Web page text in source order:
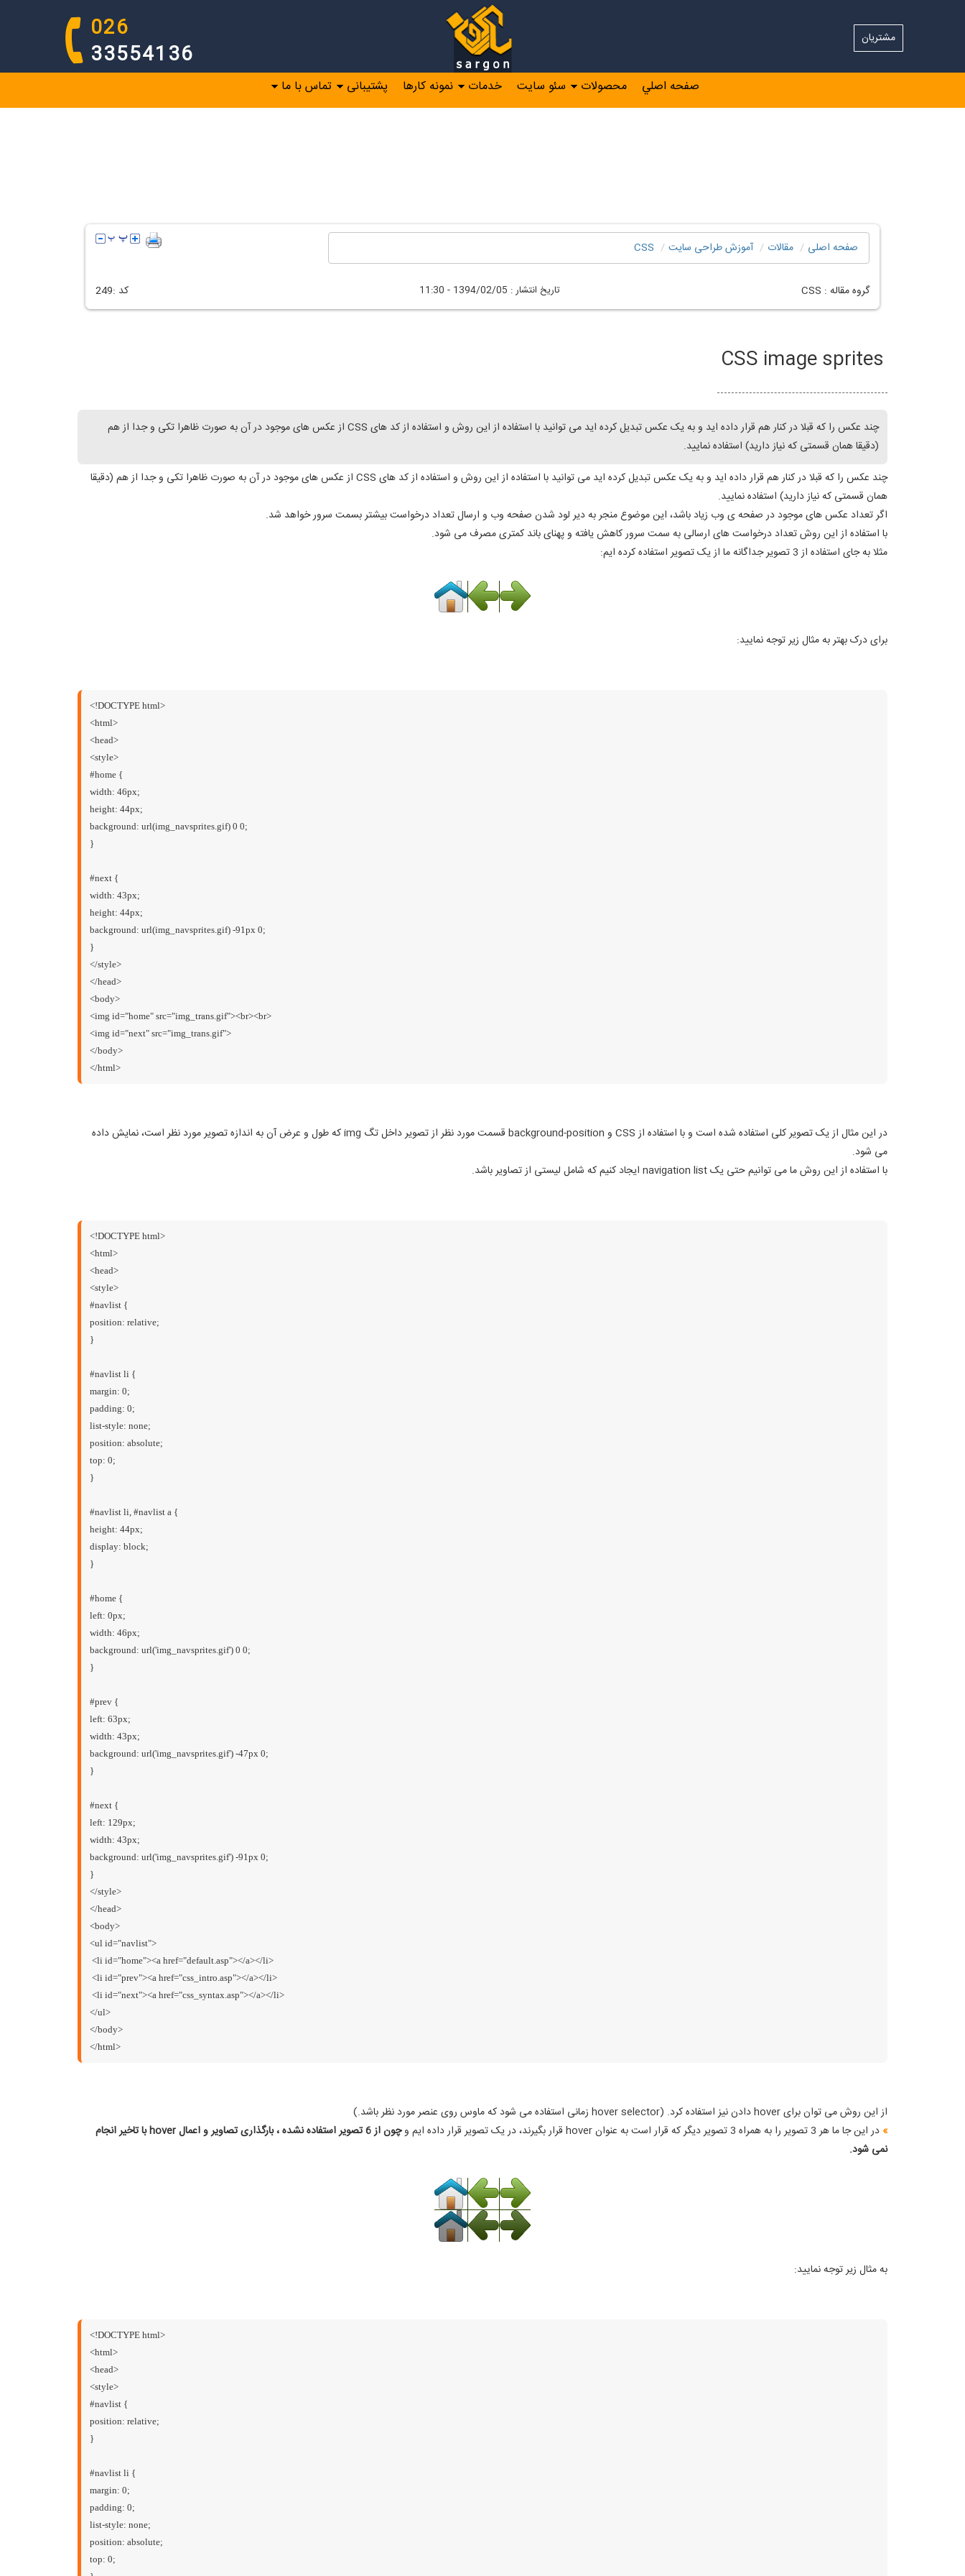
مشتریان
026
33554136
صفحه اصلي محصولات سئو سایت خدمات نمونه کارها پشتیبانی تماس با ما
صفحه اصلی مقالات آموزش طراحی سایت CSS
گروه مقاله : CSS تاريخ انتشار : 1394/02/05 - 11:30 كد :249
CSS image sprites
چند عکس را که قبلا در کنار هم قرار داده اید و به یک عکس تبدیل کرده اید می توانید با استفاده از این روش و استفاده از کد های CSS از عکس های موجود در آن به صورت ظاهرا تکی و جدا از هم
(دقیقا همان قسمتی که نیاز دارید) استفاده نمایید.
چند عکس را که قبلا در کنار هم قرار داده اید و به یک عکس تبدیل کرده اید می توانید با استفاده از این روش و استفاده از کد های CSS از عکس های موجود در آن به صورت ظاهرا تکی و جدا از هم (دقیقا
همان قسمتی که نیاز دارید) استفاده نمایید.
اگر تعداد عکس های موجود در صفحه ی وب زیاد باشد، این موضوع منجر به دیر لود شدن صفحه وب و ارسال تعداد درخواست بیشتر بسمت سرور خواهد شد.
با استفاده از این روش تعداد درخواست های ارسالی به سمت سرور کاهش یافته و پهنای باند کمتری مصرف می شود.
مثلا به جای استفاده از 3 تصویر جداگانه ما از یک تصویر استفاده کرده ایم:
برای درک بهتر به مثال زیر توجه نمایید:
<!DOCTYPE html>
<html>
<head>
<style>
#home {
width: 46px;
height: 44px;
background: url(img_navsprites.gif) 0 0;
}
#next {
width: 43px;
height: 44px;
background: url(img_navsprites.gif) -91px 0;
}
</style>
</head>
<body>
<img id="home" src="img_trans.gif"><br><br>
<img id="next" src="img_trans.gif">
</body>
</html>
در این مثال از یک تصویر کلی استفاده شده است و با استفاده از CSS و background-position قسمت مورد نظر از تصویر داخل تگ img که طول و عرض آن به اندازه تصویر مورد نظر است، نمایش داده
می شود.
با استفاده از این روش ما می توانیم حتی یک navigation list ایجاد کنیم که شامل لیستی از تصاویر باشد.
<!DOCTYPE html>
<html>
<head>
<style>
#navlist {
position: relative;
}
#navlist li {
margin: 0;
padding: 0;
list-style: none;
position: absolute;
top: 0;
}
#navlist li, #navlist a {
height: 44px;
display: block;
}
#home {
left: 0px;
width: 46px;
background: url('img_navsprites.gif') 0 0;
}
#prev {
left: 63px;
width: 43px;
background: url('img_navsprites.gif') -47px 0;
}
#next {
left: 129px;
width: 43px;
background: url('img_navsprites.gif') -91px 0;
}
</style>
</head>
<body>
<ul id="navlist">
<li id="home"><a href="default.asp"></a></li>
<li id="prev"><a href="css_intro.asp"></a></li>
<li id="next"><a href="css_syntax.asp"></a></li>
</ul>
</body>
</html>
از این روش می توان برای hover دادن نیز استفاده کرد. (hover selector زمانی استفاده می شود که ماوس روی عنصر مورد نظر باشد.)
» در این جا ما هر 3 تصویر را به همراه 3 تصویر دیگر که قرار است به عنوان hover قرار بگیرند، در یک تصویر قرار داده ایم و
چون از 6 تصویر استفاده نشده ، بارگذاری تصاویر و اعمال hover با تاخیر انجام
نمی شود.
به مثال زیر توجه نمایید:
<!DOCTYPE html>
<html>
<head>
<style>
#navlist {
position: relative;
}
#navlist li {
margin: 0;
padding: 0;
list-style: none;
position: absolute;
top: 0;